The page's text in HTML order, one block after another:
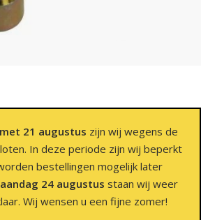
21 augustus zijn wij wegens de
In deze periode zijn wij beperkt
bestellingen mogelijk later
24 augustus staan wij weer
Wij wensen u een fijne zomer!